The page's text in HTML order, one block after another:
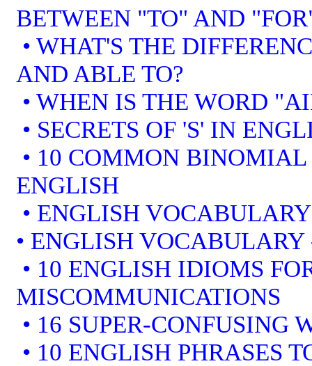
BETWEEN "TO" AND
• WHAT'S THE
AND ABLE TO?
• WHEN IS THE WORD
• SECRETS OF 'S' IN
• 10 COMMON BINOMIAL
ENGLISH
• ENGLISH
• ENGLISH
• 10 ENGLISH IDIOMS
MISCOMMUNICATIONS
• 16 SUPER-CONFUSING
• 10 ENGLISH PHRASES